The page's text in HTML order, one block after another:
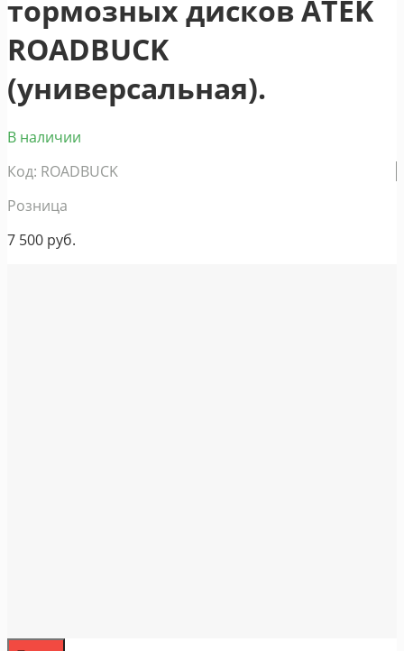
тормозных дисков ATEK
ROADBUCK
(универсальная).
В наличии
Код: ROADBUCK
Розница
7 500 руб.